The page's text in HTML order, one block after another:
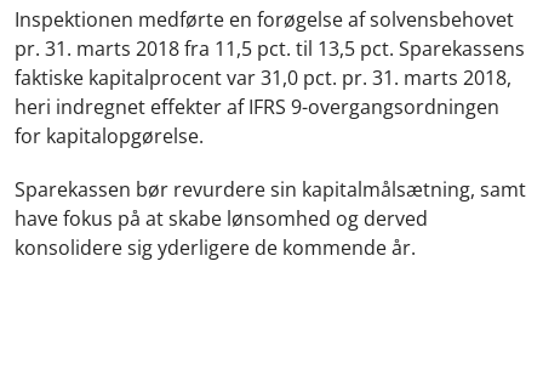
Inspektionen medførte en forøgelse af solvensbehovet
pr. 31. marts 2018 fra 11,5 pct. til 13,5 pct. Sparekassens
faktiske kapitalprocent var 31,0 pct. pr. 31. marts 2018,
heri indregnet effekter af IFRS 9-overgangsordningen
for kapitalopgørelse.
Sparekassen bør revurdere sin kapitalmålsætning, samt
have fokus på at skabe lønsomhed og derved
konsolidere sig yderligere de kommende år.